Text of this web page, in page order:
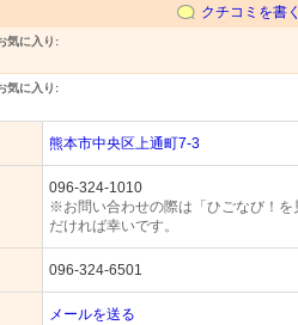
クチコミを書く
気に入り:
気に入り:
熊本市中央区上通町7-3
096-324-1010
※お問い合わせの際は「ひごなび！を
だければ幸いです。
096-324-6501
メールを送る